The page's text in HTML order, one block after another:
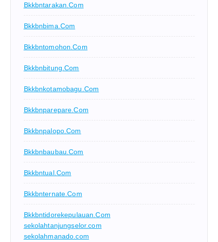
Bkkbntarakan.com
Bkkbnbima.com
Bkkbntomohon.com
Bkkbnbitung.com
Bkkbnkotamobagu.com
Bkkbnparepare.com
Bkkbnpalopo.com
Bkkbnbaubau.com
Bkkbntual.com
Bkkbnternate.com
Bkkbntidorekepulauan.com
sekolahtanjungselor.com
sekolahmanado.com